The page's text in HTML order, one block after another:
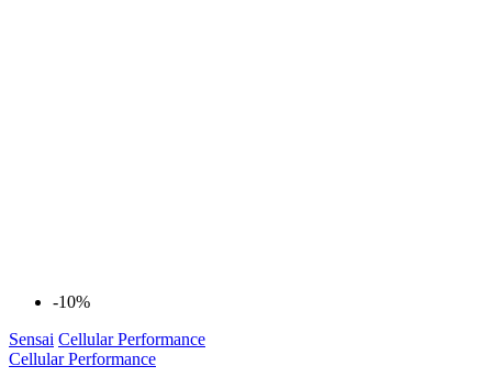
-10%
Sensai Cellular Performance
Cellular Performance